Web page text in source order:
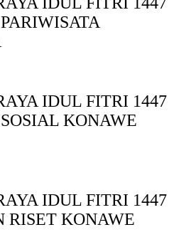
IDUL FITRI 1447
KONAWE
IDUL FITRI 1447
RISET KONAWE